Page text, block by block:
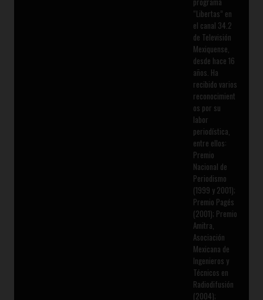
“Libertas” en
el canal 34.2
de Televisión
Mexiquense,
desde hace 16
años. Ha
recibido varios
reconocimient
os por su
labor
periodística,
entre ellos:
Premio
Nacional de
Periodismo
(1999 y 2001);
Premio Pagés
(2001); Premio
Amitra,
Asociación
Mexicana de
Ingenieros y
Técnicos en
Radiodifusión
(2004);